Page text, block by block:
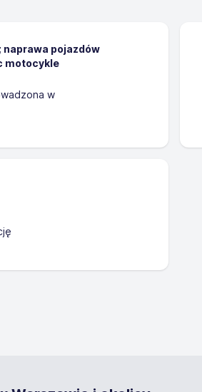
naprawa pojazdów
motocykle
w